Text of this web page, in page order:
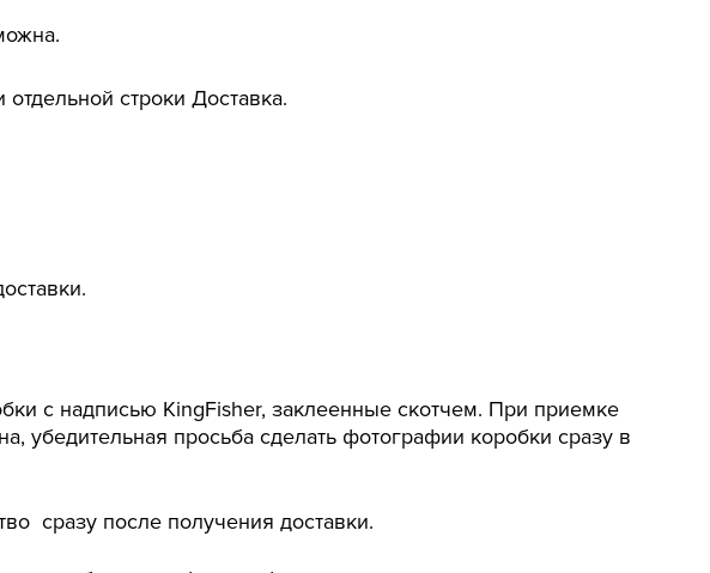
строки Доставка.
с надписью KingFisher, заклеенные скотчем. При приемке
убедительная просьба сделать фотографии коробки сразу в
сразу после получения доставки.